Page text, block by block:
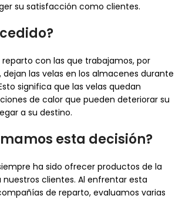
su satisfacción como clientes.
con las que trabajamos, por
las velas en los almacenes durante
significa que las velas quedan
de calor que pueden deteriorar su
a su destino.
esta decisión?
ha sido ofrecer productos de la
clientes. Al enfrentar esta
de reparto, evaluamos varias